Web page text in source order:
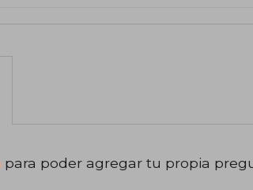
para poder agregar tu propia